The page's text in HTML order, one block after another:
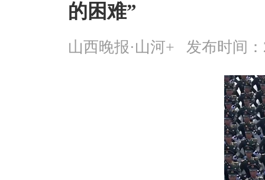
的困难”
山西晚报·山河+ 发布时间：